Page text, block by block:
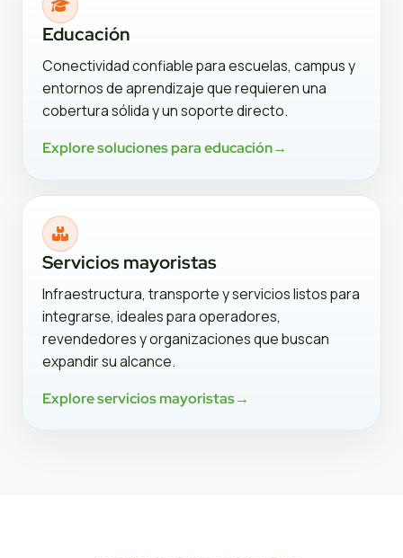
Educación
Conectividad confiable para escuelas, campus y
entornos de aprendizaje que requieren una
cobertura sólida y un soporte directo.
Explore soluciones para educación→
Servicios mayoristas
Infraestructura, transporte y servicios listos para
integrarse, ideales para operadores,
revendedores y organizaciones que buscan
expandir su alcance.
Explore servicios mayoristas→